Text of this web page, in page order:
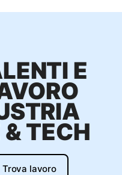
E
TECH
Trova lavoro